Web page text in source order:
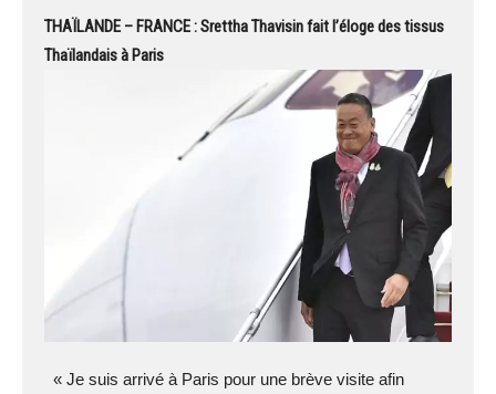
THAÏLANDE – FRANCE : Srettha Thavisin fait l’éloge des tissus
Thaïlandais à Paris
« Je suis arrivé à Paris pour une brève visite afin